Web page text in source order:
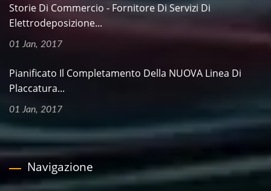
Storie Di Commercio - Fornitore Di Servizi Di
Elettrodeposizione...
01 Jan, 2017
Pianificato Il Completamento Della NUOVA Linea Di
Placcatura...
01 Jan, 2017
Navigazione